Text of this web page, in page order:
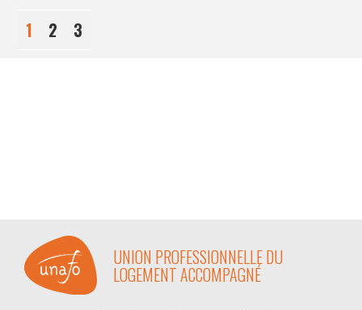
1 2 3
UNION PROFESSIONNELLE DU
LOGEMENT ACCOMPAGNÉ